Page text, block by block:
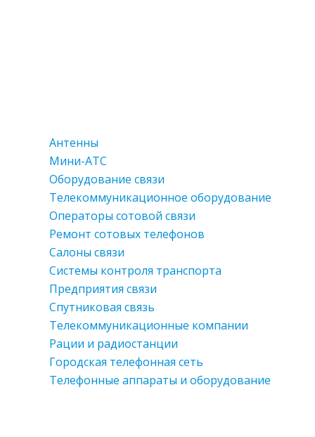
Антенны
Мини-АТС
Оборудование связи
Телекоммуникационное оборудование
Операторы сотовой связи
Ремонт сотовых телефонов
Салоны связи
Системы контроля транспорта
Предприятия связи
Спутниковая связь
Телекоммуникационные компании
Рации и радиостанции
Городская телефонная сеть
Телефонные аппараты и оборудование